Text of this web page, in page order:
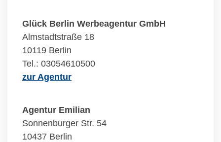
Glück Berlin Werbeagentur GmbH
Almstadtstraße 18
10119 Berlin
Tel.: 03054610500
zur Agentur
Agentur Emilian
Sonnenburger Str. 54
10437 Berlin